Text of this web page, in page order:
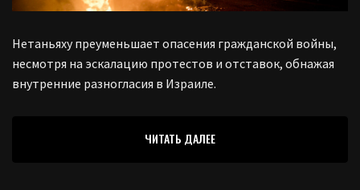
Нетаньяху преуменьшает опасения гражданской войны,
несмотря на эскалацию протестов и отставок, обнажая
внутренние разногласия в Израиле.
ЧИТАТЬ ДАЛЕЕ